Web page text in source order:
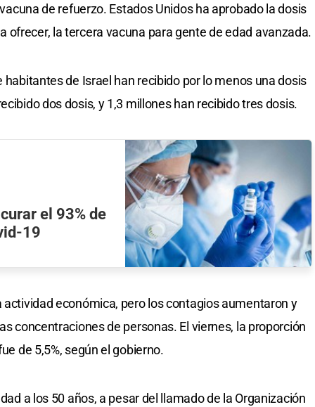
de refuerzo. Estados Unidos ha aprobado la dosis
ofrecer, la tercera vacuna para gente de edad avanzada.
de Israel han recibido por lo menos una dosis
dos dosis, y 1,3 millones han recibido tres dosis.
el 93% de
19
económica, pero los contagios aumentaron y
concentraciones de personas. El viernes, la proporción
de 5,5%, según el gobierno.
a los 50 años, a pesar del llamado de la Organización